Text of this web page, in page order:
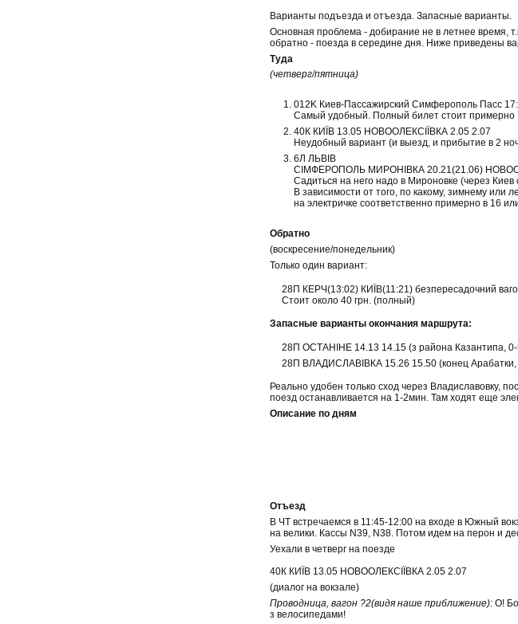
Варианты подъезда и отъезда. Запасные варианты.
Основная проблема - добирание не в летнее время,
обратно - поезда в середине дня. Ниже приведены
Туда
(четверг/пятница)
012K Киев-Пассажирский Симферополь Пасс
Самый удобный. Полный билет стоит примерно
40К КИЇВ 13.05 НОВООЛЕКСІЇВКА 2.05 2.07
Неудобный вариант (и выезд, и прибытие в 2
6Л ЛЬВІВ
СІМФЕРОПОЛЬ МИРОНІВКА 20.21(21.06)
Садиться на него надо в Мироновке (через Киев
В зависимости от того, по какому, зимнему или
на электричке соответственно примерно в 16
Обратно
(воскресение/понедельник)
Только один вариант:
28П КЕРЧ(13:02) КИЇВ(11:21) безпересадочний
Стоит около 40 грн. (полный)
Запасные варианты окончания маршрута:
28П ОСТАНІНЕ 14.13 14.15 (з района Казантипа,
28П ВЛАДИСЛАВІВКА 15.26 15.50 (конец Арабатки,
Реально удобен только сход через Владиславовку,
поезд останавливается на 1-2мин. Там ходят еще
Описание по дням
Отъезд
В ЧТ встречаемся в 11:45-12:00 на входе в Южный
на велики. Кассы N39, N38. Потом идем на перон и
Уехали в четверг на поезде
40К КИЇВ 13.05 НОВООЛЕКСІЇВКА 2.05 2.07
(диалог на вокзале)
Проводница, вагон ?2(видя наше приближение): О!
з велосипедами!